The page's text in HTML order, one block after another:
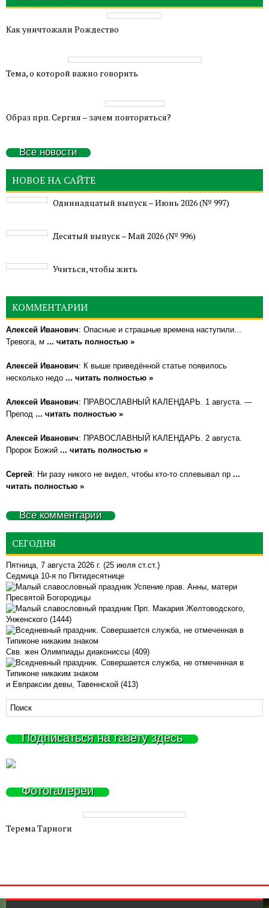
Как уничтожали Рождество
Тема, о которой важно говорить
Образ прп. Сергия – зачем повторяться?
Все новости
НОВОЕ НА САЙТЕ
Одиннадцатый выпуск – Июнь 2026 (№ 997)
Деcятый выпуск – Май 2026 (№ 996)
Учиться, чтобы жить
КОММЕНТАРИИ
Алексей Иванович: Опасные и страшные времена наступили...
Тревога, м ... читать полностью »
Алексей Иванович: К выше приведённой статье появилось
несколько недо ... читать полностью »
Алексей Иванович: ПРАВОСЛАВНЫЙ КАЛЕНДАРЬ. 1 августа. ---
Препод ... читать полностью »
Алексей Иванович: ПРАВОСЛАВНЫЙ КАЛЕНДАРЬ. 2 августа.
Пророк Божий ... читать полностью »
Сергей: Ни разу никого не видел, чтобы кто-то сплевывал пр ...
читать полностью »
Все комментарии
СЕГОДНЯ
Пятница, 7 августа 2026 г. (25 июля ст.ст.)
Седмица 10-я по Пятидесятнице
Успение прав. Анны, матери
Пресвятой Богородицы
Прп. Макария Желтоводского,
Унженского (1444)
Свв. жен Олимпиады диакониссы (409)
и Евпраксии девы, Тавеннской (413)
Подписаться на газету здесь
Фотогалереи
Терема Тарноги